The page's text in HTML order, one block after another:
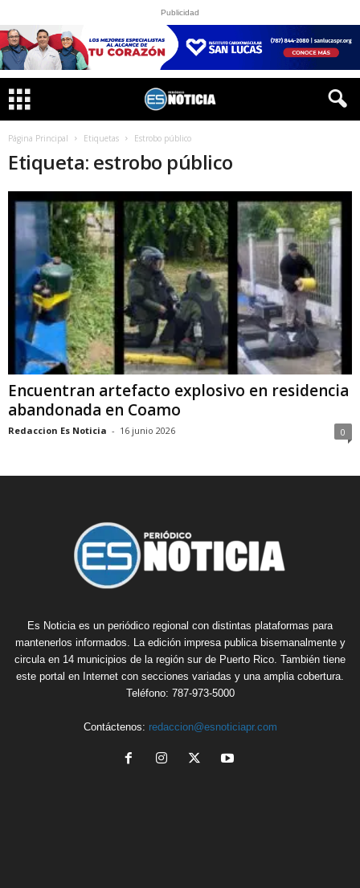
Publicidad
Página Principal Etiquetas Estrobo público
Etiqueta: estrobo público
Encuentran artefacto explosivo en residencia
abandonada en Coamo
Redaccion Es Noticia - 16 junio 2026 0
Es Noticia es un periódico regional con distintas plataformas para
mantenerlos informados. La edición impresa publica bisemanalmente y
circula en 14 municipios de la región sur de Puerto Rico. También tiene
este portal en Internet con secciones variadas y una amplia cobertura.
Teléfono: 787-973-5000
Contáctenos: redaccion@esnoticiapr.com